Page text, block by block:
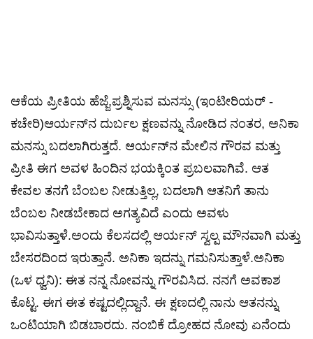
ಆಕೆಯ ಪ್ರೀತಿಯ ಹೆಜ್ಜೆ,ಪ್ರಶ್ನಿಸುವ ಮನಸ್ಸು (ಇಂಟೀರಿಯರ್ -
ಕಚೇರಿ)ಆರ್ಯನ್‌ನ ದುರ್ಬಲ ಕ್ಷಣವನ್ನು ನೋಡಿದ ನಂತರ, ಅನಿಕಾ
ಮನಸ್ಸು ಬದಲಾಗಿರುತ್ತದೆ. ಆರ್ಯನ್‌ನ ಮೇಲಿನ ಗೌರವ ಮತ್ತು
ಪ್ರೀತಿ ಈಗ ಅವಳ ಹಿಂದಿನ ಭಯಕ್ಕಿಂತ ಪ್ರಬಲವಾಗಿವೆ. ಆತ
ಕೇವಲ ತನಗೆ ಬೆಂಬಲ ನೀಡುತ್ತಿಲ್ಲ, ಬದಲಾಗಿ ಆತನಿಗೆ ತಾನು
ಬೆಂಬಲ ನೀಡಬೇಕಾದ ಅಗತ್ಯವಿದೆ ಎಂದು ಅವಳು
ಭಾವಿಸುತ್ತಾಳೆ.ಅಂದು ಕೆಲಸದಲ್ಲಿ ಆರ್ಯನ್ ಸ್ವಲ್ಪ ಮೌನವಾಗಿ ಮತ್ತು
ಬೇಸರದಿಂದ ಇರುತ್ತಾನೆ. ಅನಿಕಾ ಇದನ್ನು ಗಮನಿಸುತ್ತಾಳೆ.ಅನಿಕಾ
(ಒಳ ಧ್ವನಿ): ಈತ ನನ್ನ ನೋವನ್ನು ಗೌರವಿಸಿದ. ನನಗೆ ಅವಕಾಶ
ಕೊಟ್ಟ. ಈಗ ಈತ ಕಷ್ಟದಲ್ಲಿದ್ದಾನೆ. ಈ ಕ್ಷಣದಲ್ಲಿ ನಾನು ಆತನನ್ನು
ಒಂಟಿಯಾಗಿ ಬಿಡಬಾರದು. ನಂಬಿಕೆ ದ್ರೋಹದ ನೋವು ಏನೆಂದು